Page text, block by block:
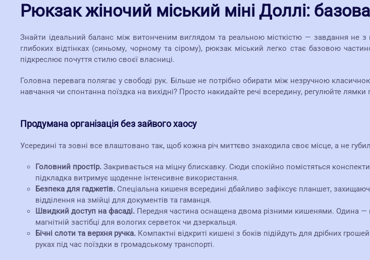
Рюкзак жіночий міський міні Доллі:
Знайти ідеальний баланс між витонченим виглядом та реальною місткістю — завдання не з
глибоких відтінках (синьому, чорному та сірому), рюкзак міський легко стає базовою
підкреслює почуття стилю своєї власниці.
Головна перевага полягає у свободі рук. Більше не потрібно обирати між незручною
навчання чи спонтанна поїздка на вихідні? Просто накидайте речі всередину, регулюйте лямки
Продумана організація без зайвого хаосу
Усередині та зовні все влаштовано так, щоб кожна річ миттєво знаходила своє місце, а не
Головний простір. Закривається на міцну блискавку. Сюди спокійно помістяться
підкладка витримує щоденне інтенсивне використання.
Безпека для гаджетів. Спеціальна кишеня всередині дбайливо зафіксує планшет,
відділення на змійці для документів та гаманця.
Швидкий доступ на фасаді. Передня частина оснащена двома різними кишенями. Одина —
магнітній застібці для вологих серветок чи дзеркальця.
Бічні слоти та верхня ручка. Компактні відкриті кишені з боків підійдуть для дрібних
руках під час поїздки в громадському транспорті.